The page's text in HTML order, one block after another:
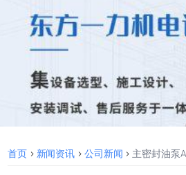
首页> 新闻资讯 > 公司新闻 > 主密封油泵